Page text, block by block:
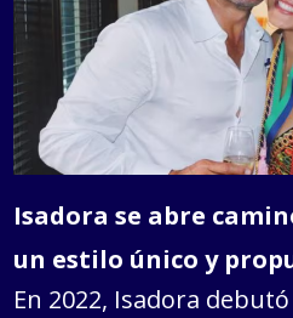
Isadora se abre
un estilo único y
En 2022, Isadora